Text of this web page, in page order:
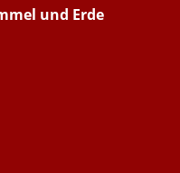
und Erde